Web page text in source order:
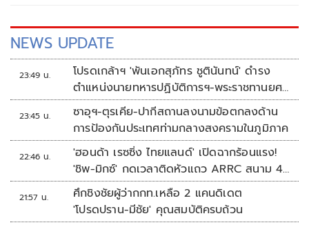
NEWS UPDATE
23:49 น.
โปรดเกล้าฯ 'พันเอกสุภัทร ชูตินันทน์' ดำรง
ตำแหน่งนายทหารปฏิบัติการฯ-พระราชทานยศ
'พลตรี'
23:45 น.
ซาอุฯ-ตุรเคีย-ปากีสถานลงนามข้อตกลงด้าน
การป้องกันประเทศท่ามกลางสงครามในภูมิภาค
22:46 น.
'ฮอนด้า เรซซิ่ง ไทยแลนด์' เปิดฉากร้อนแรง!
'ชิพ-มิกซ์' กดเวลาติดหัวแถว ARRC สนาม 4
ที่มัลดาลิกา
21:57 น.
ศึกชิงชัยผู้ว่ากกท.เหลือ 2 แคนดิเดต
'โปรดปราน-มีชัย' คุณสมบัติครบถ้วน